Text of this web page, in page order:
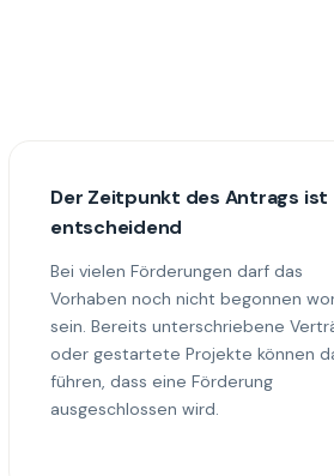
Der Zeitpunkt des Antrags ist
entscheidend
Bei vielen Förderungen darf das
Vorhaben noch nicht begonnen
sein. Bereits unterschriebene
oder gestartete Projekte können
führen, dass eine Förderung
ausgeschlossen wird.